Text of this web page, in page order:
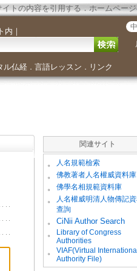
イトの内容を引用する．ホームペー
内 ｜ 中
ル仏経． 言語レッスン ． リンク
関連サイト
。 人名規範檢索
。 佛教著者人名權威資料庫
。 佛學名相規範資料庫
。
人名權威明清人物傳記
查詢
。
CiNii Author Search
。
Library of Congress
Authorities
。
VIAF(Virtual International
Authority File)